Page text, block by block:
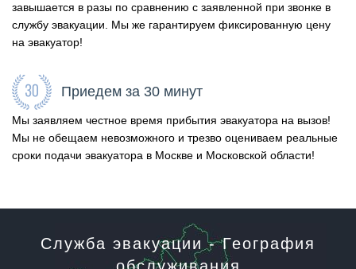
завышается в разы по сравнению с заявленной при звонке в
службу эвакуации. Мы же гарантируем фиксированную цену
на эвакуатор!
Приедем за 30 минут
Мы заявляем честное время прибытия эвакуатора на вызов!
Мы не обещаем невозможного и трезво оцениваем реальные
сроки подачи эвакуатора в Москве и Московской области!
Служба эвакуации - География